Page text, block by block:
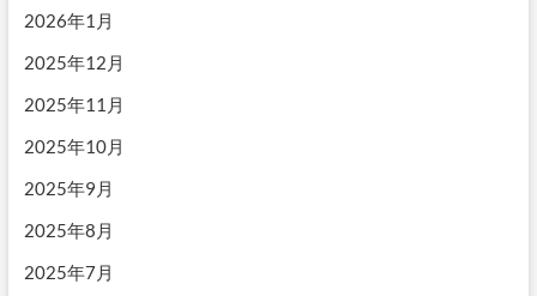
2026年1月
2025年12月
2025年11月
2025年10月
2025年9月
2025年8月
2025年7月